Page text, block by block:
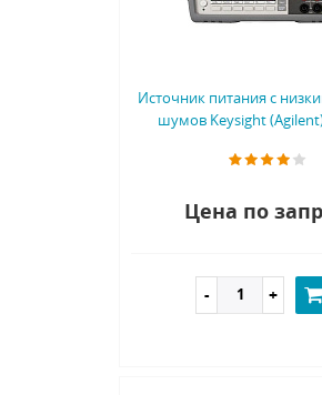
Источник питания с
шумов Keysight
Цена по